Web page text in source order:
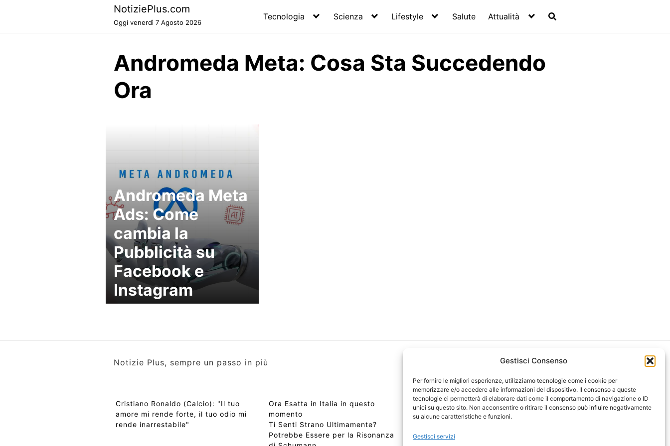
Gestisci Consenso
Per fornire le migliori esperienze, utilizziamo tecnologie come i cookie per
memorizzare e/o accedere alle informazioni del dispositivo. Il consenso a queste
tecnologie ci permetterà di elaborare dati come il comportamento di navigazione o ID
unici su questo sito. Non acconsentire o ritirare il consenso può influire negativamente
su alcune caratteristiche e funzioni.
Gestisci servizi
NotiziePlus.com
Oggi venerdì 7 Agosto 2026
Tecnologia Scienza Lifestyle Salute Attualità
Andromeda Meta: Cosa Sta Succedendo
Ora
Andromeda Meta
Ads: Come
cambia la
Pubblicità su
Facebook e
Instagram
Notizie Plus, sempre un passo in più
Cristiano Ronaldo (Calcio): "Il tuo
amore mi rende forte, il tuo odio mi
rende inarrestabile"
Ora Esatta in Italia in questo
momento
Ti Senti Strano Ultimamente?
Potrebbe Essere per la Risonanza
Copyright 2026 NotiziePlus.com
Edizioni Web4Star
📰 Contenuto Umano Verificato